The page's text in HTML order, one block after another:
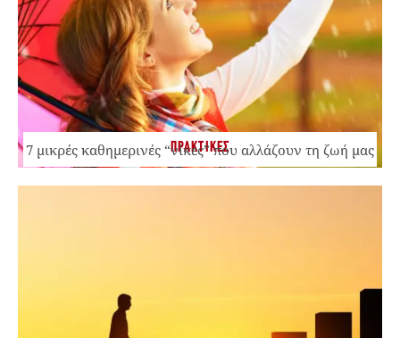
ΠΡΑΚΤΙΚΕΣ
7 μικρές καθημερινές “νίκες” που αλλάζουν τη ζωή μας